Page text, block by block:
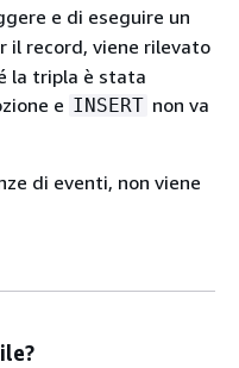
e di eseguire un
il record, viene rilevato
la tripla è stata
e INSERT non va
di eventi, non viene